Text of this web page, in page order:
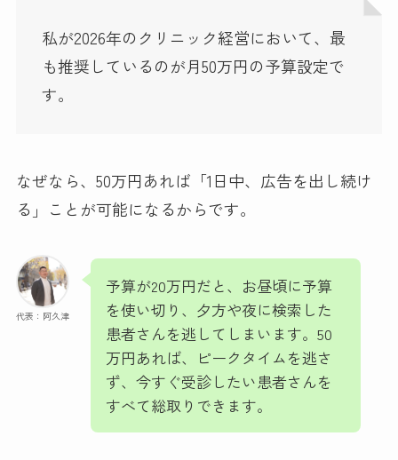
私が2026年のクリニック経営において、最
も推奨しているのが月50万円の予算設定で
す。
なぜなら、50万円あれば「1日中、広告を出し続け
る」ことが可能になるからです。
代表：阿久津
予算が20万円だと、お昼頃に予算
を使い切り、夕方や夜に検索した
患者さんを逃してしまいます。50
万円あれば、ピークタイムを逃さ
ず、今すぐ受診したい患者さんを
すべて総取りできます。